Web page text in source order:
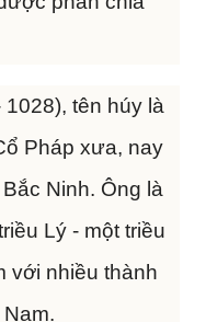
tên húy là
Pháp xưa, nay
Ninh. Ông là
Lý - một triều
với nhiều thành